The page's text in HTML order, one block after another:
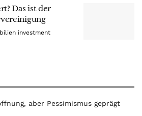
Das ist der
investment
aber Pessimismus geprägt